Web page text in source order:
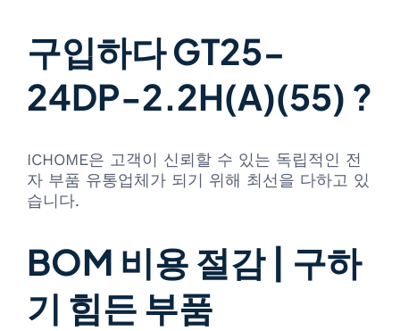
구입하다 GT25-
24DP-2.2H(A)(55) ?
ICHOME은 고객이 신뢰할 수 있는 독립적인 전
자 부품 유통업체가 되기 위해 최선을 다하고 있
습니다.
BOM 비용 절감 | 구하
기 힘든 부품